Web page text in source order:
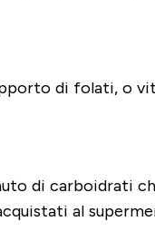
di folati, o
di carboidrati
al